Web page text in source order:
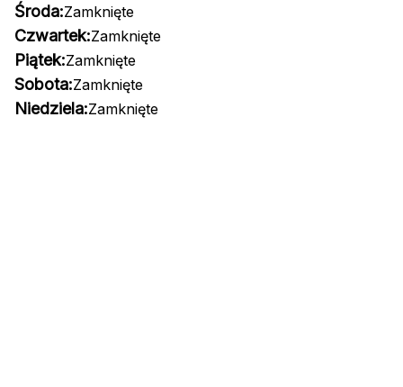
Środa:Zamknięte
Czwartek:Zamknięte
Piątek:Zamknięte
Sobota:Zamknięte
Niedziela:Zamknięte